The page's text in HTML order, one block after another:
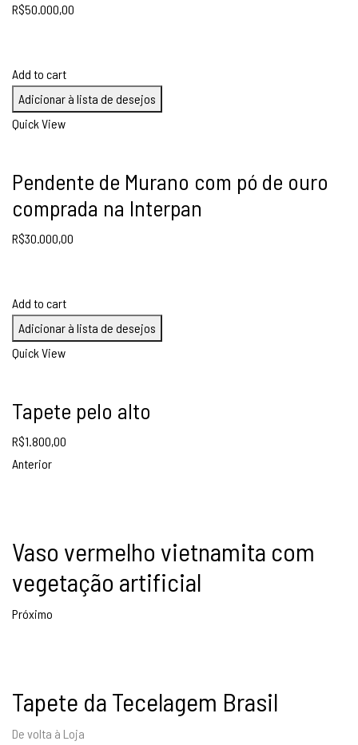
R$50.000,00
Add to cart
Adicionar à lista de desejos
Quick View
Pendente de Murano com pó de ouro
comprada na Interpan
R$30.000,00
Add to cart
Adicionar à lista de desejos
Quick View
Tapete pelo alto
R$1.800,00
Anterior
Vaso vermelho vietnamita com
vegetação artificial
Próximo
Tapete da Tecelagem Brasil
De volta à Loja